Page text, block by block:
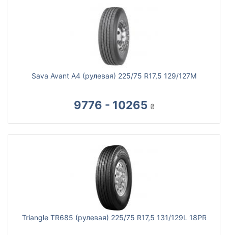
Sava Avant A4 (рулевая) 225/75 R17,5 129/127M
9776 - 10265 ₴
Triangle TR685 (рулевая) 225/75 R17,5 131/129L 18PR